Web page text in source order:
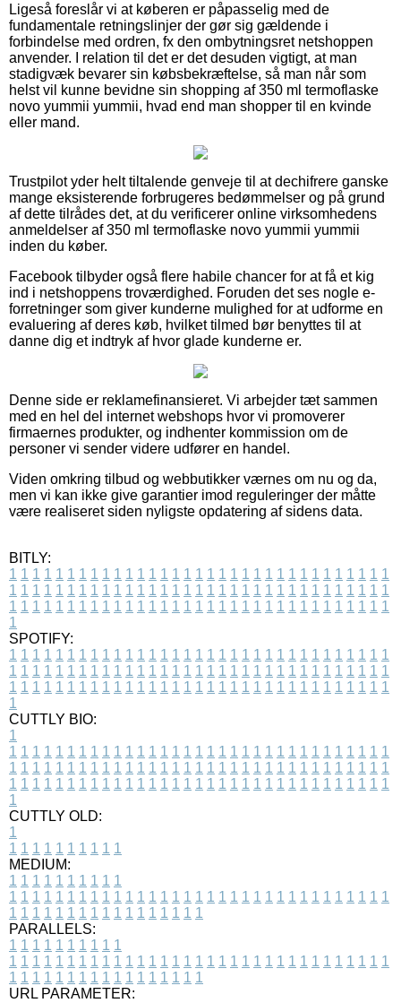
Ligeså foreslår vi at køberen er påpasselig med de
fundamentale retningslinjer der gør sig gældende i
forbindelse med ordren, fx den ombytningsret netshoppen
anvender. I relation til det er det desuden vigtigt, at man
stadigvæk bevarer sin købsbekræftelse, så man når som
helst vil kunne bevidne sin shopping af 350 ml termoflaske
novo yummii yummii, hvad end man shopper til en kvinde
eller mand.
Trustpilot yder helt tiltalende genveje til at dechifrere ganske
mange eksisterende forbrugeres bedømmelser og på grund
af dette tilrådes det, at du verificerer online virksomhedens
anmeldelser af 350 ml termoflaske novo yummii yummii
inden du køber.
Facebook tilbyder også flere habile chancer for at få et kig
ind i netshoppens troværdighed. Foruden det ses nogle e-
forretninger som giver kunderne mulighed for at udforme en
evaluering af deres køb, hvilket tilmed bør benyttes til at
danne dig et indtryk af hvor glade kunderne er.
Denne side er reklamefinansieret. Vi arbejder tæt sammen
med en hel del internet webshops hvor vi promoverer
firmaernes produkter, og indhenter kommission om de
personer vi sender videre udfører en handel.
Viden omkring tilbud og webbutikker værnes om nu og da,
men vi kan ikke give garantier imod reguleringer der måtte
være realiseret siden nyligste opdatering af sidens data.
BITLY:
1 1 1 1 1 1 1 1 1 1 1 1 1 1 1 1 1 1 1 1 1 1 1 1 1 1 1 1 1 1 1 1 1
1 1 1 1 1 1 1 1 1 1 1 1 1 1 1 1 1 1 1 1 1 1 1 1 1 1 1 1 1 1 1 1 1
1 1 1 1 1 1 1 1 1 1 1 1 1 1 1 1 1 1 1 1 1 1 1 1 1 1 1 1 1 1 1 1 1
1
SPOTIFY:
1 1 1 1 1 1 1 1 1 1 1 1 1 1 1 1 1 1 1 1 1 1 1 1 1 1 1 1 1 1 1 1 1
1 1 1 1 1 1 1 1 1 1 1 1 1 1 1 1 1 1 1 1 1 1 1 1 1 1 1 1 1 1 1 1 1
1 1 1 1 1 1 1 1 1 1 1 1 1 1 1 1 1 1 1 1 1 1 1 1 1 1 1 1 1 1 1 1 1
1
CUTTLY BIO:
1
1 1 1 1 1 1 1 1 1 1 1 1 1 1 1 1 1 1 1 1 1 1 1 1 1 1 1 1 1 1 1 1 1
1 1 1 1 1 1 1 1 1 1 1 1 1 1 1 1 1 1 1 1 1 1 1 1 1 1 1 1 1 1 1 1 1
1 1 1 1 1 1 1 1 1 1 1 1 1 1 1 1 1 1 1 1 1 1 1 1 1 1 1 1 1 1 1 1 1
1
CUTTLY OLD:
1
1 1 1 1 1 1 1 1 1 1
MEDIUM:
1 1 1 1 1 1 1 1 1 1
1 1 1 1 1 1 1 1 1 1 1 1 1 1 1 1 1 1 1 1 1 1 1 1 1 1 1 1 1 1 1 1 1
1 1 1 1 1 1 1 1 1 1 1 1 1 1 1 1 1
PARALLELS:
1 1 1 1 1 1 1 1 1 1
1 1 1 1 1 1 1 1 1 1 1 1 1 1 1 1 1 1 1 1 1 1 1 1 1 1 1 1 1 1 1 1 1
1 1 1 1 1 1 1 1 1 1 1 1 1 1 1 1 1
URL PARAMETER: